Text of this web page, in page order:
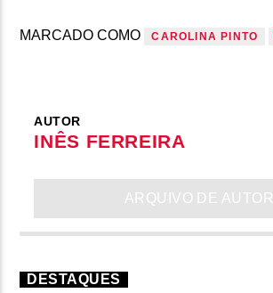
MARCADO COMO CAROLINA PINTO
AUTOR
INÊS FERREIRA
ARQUIVO DE AUTOR
DESTAQUES